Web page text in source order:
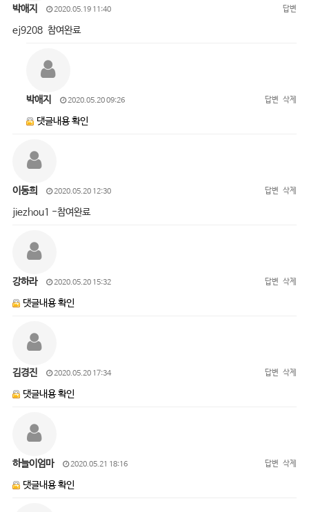
박애지 2020.05.19 11:40 답변
ej9208 참여완료
박애지 2020.05.20 09:26 답변 삭제
댓글내용 확인
이동희 2020.05.20 12:30 답변 삭제
jiezhou1 -참여완료
강하라 2020.05.20 15:32 답변 삭제
댓글내용 확인
김경진 2020.05.20 17:34 답변 삭제
댓글내용 확인
하늘이엄마 2020.05.21 18:16 답변 삭제
댓글내용 확인